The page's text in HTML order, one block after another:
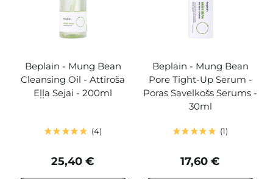
Beplain - Mung Bean
Cleansing Oil - Attīroša
Eļļa Sejai - 200ml
4
25,40 €
Beplain - Mung Bean
Pore Tight-Up Serum -
Poras Savelkošs Serums -
30ml
1
17,60 €